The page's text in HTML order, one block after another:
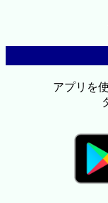
アプリを